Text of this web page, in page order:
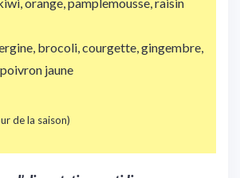
brocoli, courgette, gingembre,
jaune
de la saison)